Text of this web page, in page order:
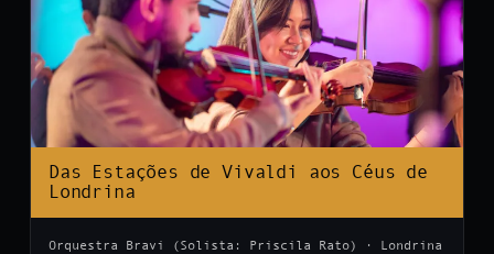
Das Estações de Vivaldi aos Céus de
Londrina
Orquestra Bravi (Solista: Priscila Rato) · Londrina